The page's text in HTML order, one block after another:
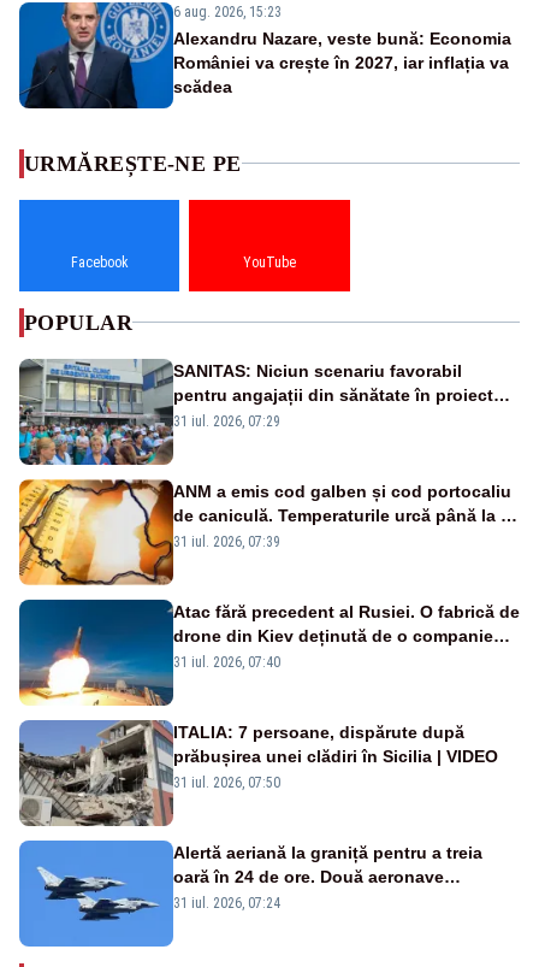
6 aug. 2026, 15:23
Alexandru Nazare, veste bună: Economia
României va crește în 2027, iar inflația va
scădea
URMĂREȘTE-NE PE
Facebook YouTube
POPULAR
SANITAS: Niciun scenariu favorabil
pentru angajații din sănătate în proiectul
Legii salarizării
31 iul. 2026, 07:29
ANM a emis cod galben și cod portocaliu
de caniculă. Temperaturile urcă până la 38
de grade, iar nopțile devin tropicale
31 iul. 2026, 07:39
Atac fără precedent al Rusiei. O fabrică de
drone din Kiev deținută de o companie
americană, distrusă de o rachetă
31 iul. 2026, 07:40
ITALIA: 7 persoane, dispărute după
prăbușirea unei clădiri în Sicilia | VIDEO
31 iul. 2026, 07:50
Alertă aeriană la graniță pentru a treia
oară în 24 de ore. Două aeronave
Eurofighter britanice au fost ridicate de la
31 iul. 2026, 07:24